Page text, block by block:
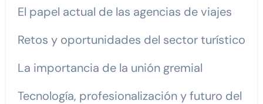
El papel actual de las agencias de viajes
Retos y oportunidades del sector turístico
La importancia de la unión gremial
Tecnología, profesionalización y futuro del